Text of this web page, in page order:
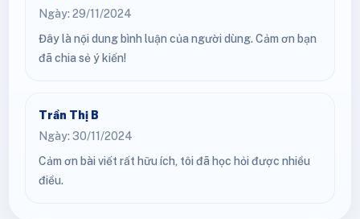
Ngày: 29/11/2024
Đây là nội dung bình luận của người dùng. Cảm ơn bạn
đã chia sẻ ý kiến!
Trần Thị B
Ngày: 30/11/2024
Cảm ơn bài viết rất hữu ích, tôi đã học hỏi được nhiều
điều.